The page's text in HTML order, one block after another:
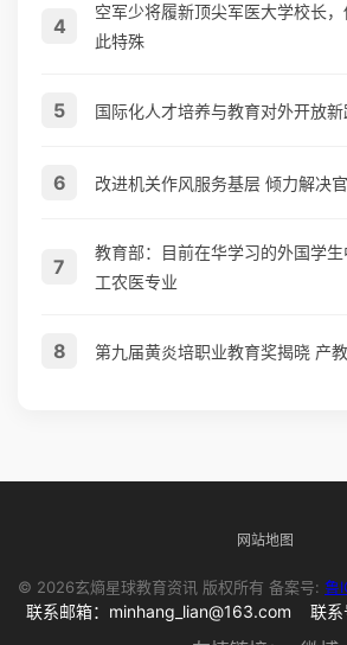
4
空军少将履新顶尖军医大学校长
此特殊
5 国际化人才培养与教育对外开放
6 改进机关作风服务基层 倾力解决
7
教育部：目前在华学习的外国学
工农医专业
8 第九届黄炎培职业教育奖揭晓 产
网站地图
© 2026玄熵星球教育资讯 版权所有 备案号: 鲁
联系邮箱：minhang_lian@163.com 联